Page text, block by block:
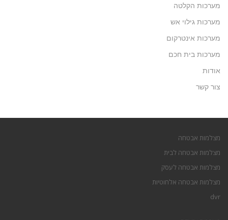
מערכות הקלטה
מערכות גילוי אש
מערכות אינטרקום
מערכות בית חכם
אודות
צור קשר
מצלמות אבטחה
מצלמות אבטחה לבית
מצלמות אבטחה לעסק
מצלמות אבטחה אלחוטיות
dvr